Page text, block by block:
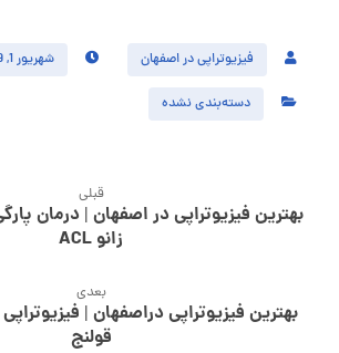
فیزیوتراپی در اصفهان شهریور 1, 1399
دسته‌بندی نشده
قبلی
بهترین فیزیوتراپی در اصفهان | درمان
زانو ACL
بعدی
بهترین فیزیوتراپی دراصفهان |
قولنج